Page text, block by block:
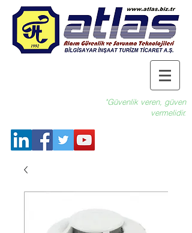
"Güvenlik veren, güven
vermelidir.